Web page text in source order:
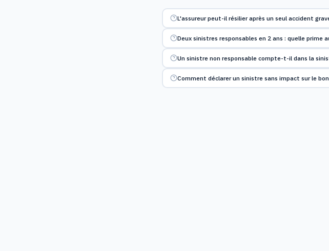
L'assureur peut-il résilier après un seul accident
Deux sinistres responsables en 2 ans : quelle prime
Un sinistre non responsable compte-t-il dans la
Comment déclarer un sinistre sans impact sur le